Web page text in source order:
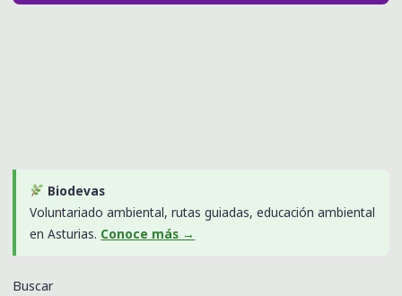
Biodevas
Voluntariado ambiental, rutas guiadas, educación ambiental
en Asturias. Conoce más →
Buscar